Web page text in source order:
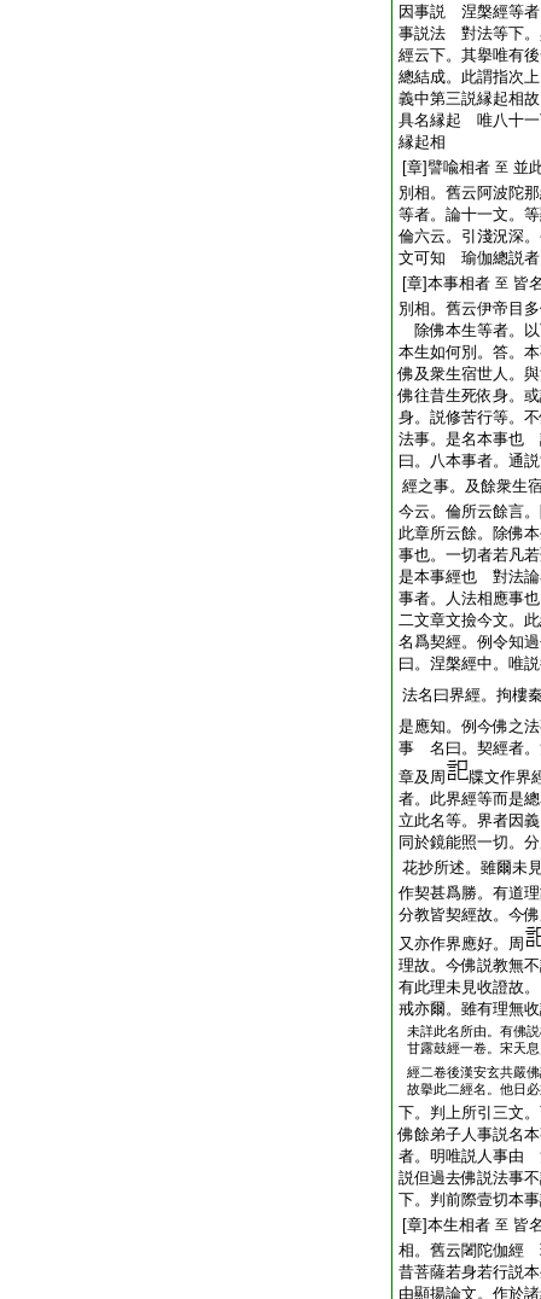
因事説 涅槃經等者
事説法 對法等下
經云下。其擧唯有
總結成。此謂指次
義中第三説縁起相
具名縁起 唯八十一
縁起相
[章]譬喩相者 至 並
別相。舊云阿波陀
等者。論十一文。
倫六云。引淺況深
文可知 瑜伽總説者
[章]本事相者 至 皆
別相。舊云伊帝目
除佛本生等者。
本生如何別。答。
佛及衆生宿世人。
佛往昔生死依身。
身。説修苦行等。
法事。是名本事也
曰。八本事者。通
經之事。及餘衆生
今云。倫所云餘言
此章所云餘。除佛
事也。一切者若凡
是本事經也 對法
事者。人法相應事
二文章文撿今文。
名爲契經。例令知
曰。涅槃經中。唯
法名曰界經。拘樓
是應知。例今佛之
事 名曰。契經者。
章及周
牒文作界
者。此界經等而是
立此名等。界者因
同於鏡能照一切。
花抄所述。雖爾未
作契甚爲勝。有道
分教皆契經故。今
又亦作界應好。周
理故。今佛説教無
有此理未見收證故
戒亦爾。雖有理無
未詳此名所由。有佛
甘露鼓經一卷。宋天
經二卷後漢安玄共嚴
故擧此二經名。他日
下。判上所引三文
佛餘弟子人事説名
者。明唯説人事由
説但過去佛説法事
下。判前際壹切本
[章]本生相者 至 皆
相。舊云闍陀伽經
昔菩薩若身若行説
由顯揚論文。作於